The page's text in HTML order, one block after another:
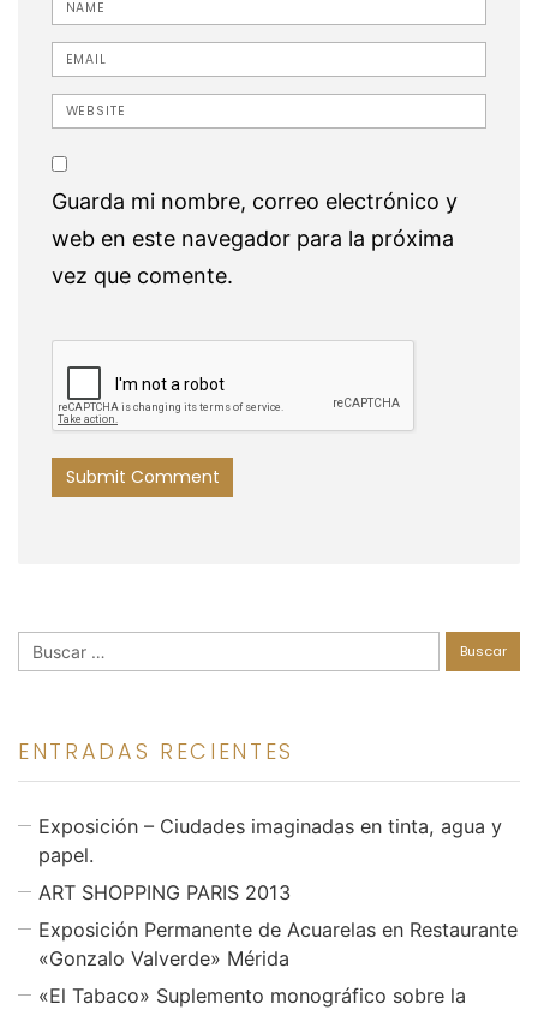
Email
Website
Guarda mi nombre, correo electrónico y
web en este navegador para la próxima
vez que comente.
Buscar:
ENTRADAS RECIENTES
Exposición – Ciudades imaginadas en tinta, agua y
papel.
ART SHOPPING PARIS 2013
Exposición Permanente de Acuarelas en Restaurante
«Gonzalo Valverde» Mérida
«El Tabaco» Suplemento monográfico sobre la